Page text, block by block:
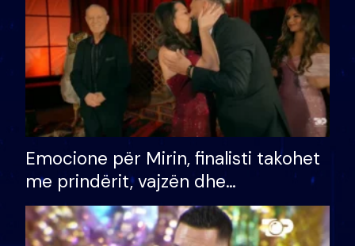
Emocione për Mirin, finalisti takohet
me prindërit, vajzën dhe
bashkëshorten: S’kemi ndonjë letër
divorci apo jo?